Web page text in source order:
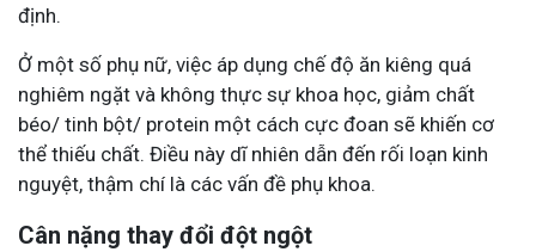
định.
Ở một số phụ nữ, việc áp dụng chế độ ăn kiêng quá
nghiêm ngặt và không thực sự khoa học, giảm chất
béo/ tinh bột/ protein một cách cực đoan sẽ khiến cơ
thể thiếu chất. Điều này dĩ nhiên dẫn đến rối loạn kinh
nguyệt, thậm chí là các vấn đề phụ khoa.
Cân nặng thay đổi đột ngột